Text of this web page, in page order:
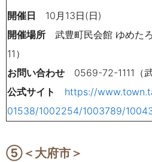
開催日 10月13日(日)
開催場所 武豊町民会館 ゆめた
11）
お問い合わせ 0569-72-1111（
公式サイト
https://
01538/1002254/1003789/
⑤＜大府市＞